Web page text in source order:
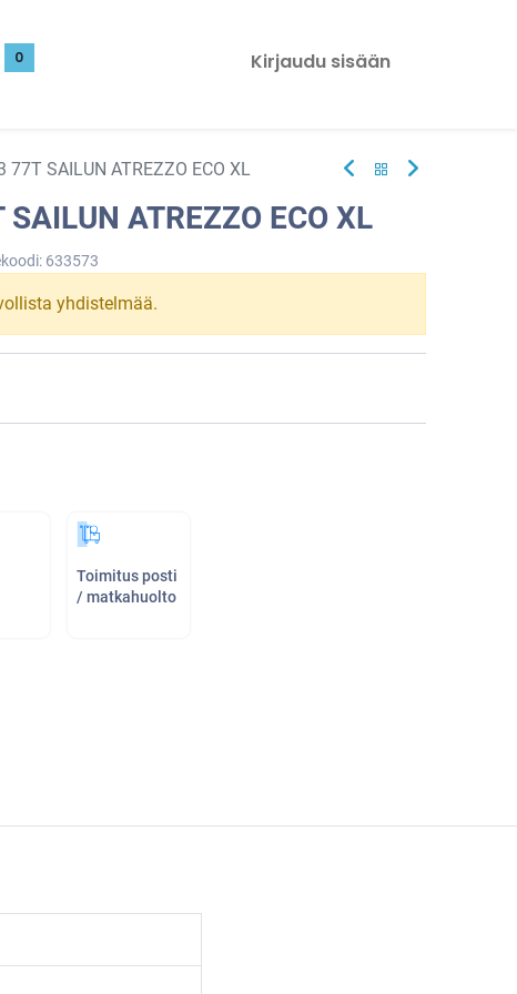
0 Kirjaudu sisään
77T SAILUN ATREZZO ECO XL
ATREZZO ECO XL
633573
yhdistelmää.
Toimitus posti
/ matkahuolto